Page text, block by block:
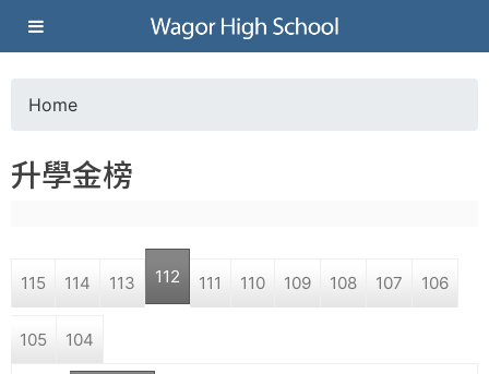
Jump to navigation
葳
格
高
學
o
a
r
Home
升學金榜
115 114 113 112 111 110 109 108 107 106
105 104